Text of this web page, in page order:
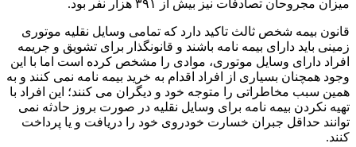
میزان مجروحان تصادفات نیز بیش از ۳۹۱ هزار نفر بود.
قانون بیمه شخص ثالث تاکید دارد که تمامی وسایل نقلیه موتوری
زمینی باید دارای بیمه نامه باشند و قانونگذار برای تشویق و جریمه
افراد دارای وسایل موتوری، موادی را مشخص کرده است اما با این
وجود همچنان بسیاری از افراد اقدام به خرید بیمه نامه نمی کنند و به
همین سبب مخاطراتی را متوجه خود و دیگران می کنند؛ این افراد با
تهیه نکردن بیمه نامه برای وسایل نقلیه در صورت بروز حادثه نمی
توانند حداقل جبران خسارت خودروی خود را دریافت و یا پرداخت
کنند.